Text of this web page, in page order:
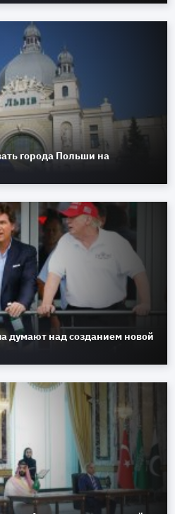
города Польши на
думают над созданием новой